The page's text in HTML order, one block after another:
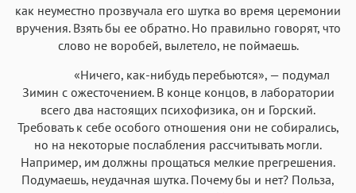
как неуместно прозвучала его шутка во время церемонии
вручения. Взять бы ее обратно. Но правильно говорят, что
слово не воробей, вылетело, не поймаешь.
«Ничего, как-нибудь перебьются», — подумал
Зимин с ожесточением. В конце концов, в лаборатории
всего два настоящих психофизика, он и Горский.
Требовать к себе особого отношения они не собирались,
но на некоторые послабления рассчитывать могли.
Например, им должны прощаться мелкие прегрешения.
Подумаешь, неудачная шутка. Почему бы и нет? Польза,